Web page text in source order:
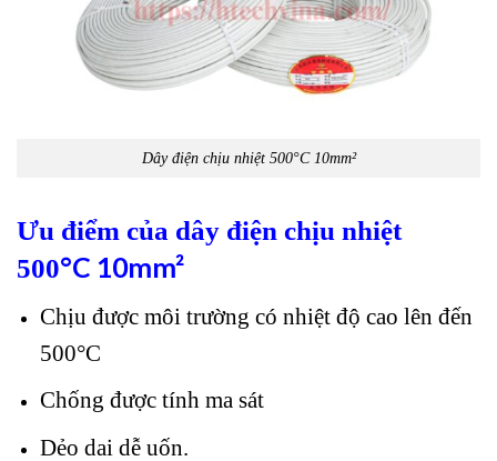
Dây điện chịu nhiệt 500°C 10mm²
Ưu điểm của dây điện chịu nhiệt
500°C 10mm²
Chịu được môi trường có nhiệt độ cao lên đến
500°C
Chống được tính ma sát
Dẻo dai dễ uốn.